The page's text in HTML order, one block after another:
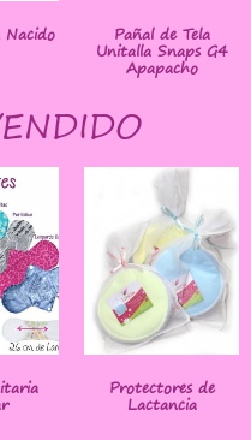
Nacido Pañal de Tela
Unitalla Snaps G4
Apapacho
Protectores de
Lactancia